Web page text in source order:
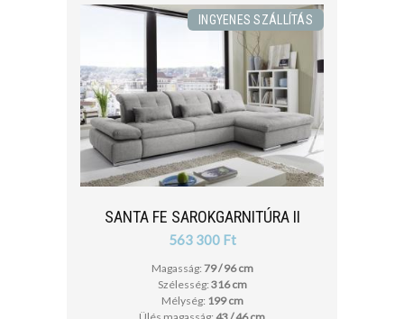
SANTA FE SAROKGARNITÚRA II
563 300 Ft
INGYENES SZÁLLÍTÁS
Magasság: 79 / 96 cm
Szélesség: 316 cm
Mélység: 199 cm